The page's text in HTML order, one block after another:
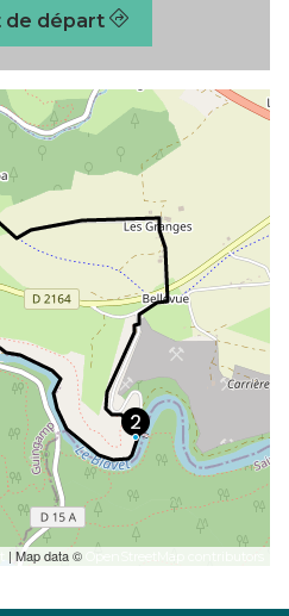
de départ
| Map data © OpenStreetMap contributors